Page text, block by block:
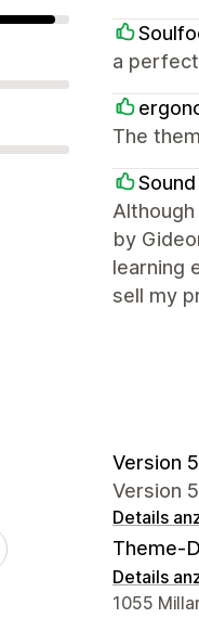
a
The
by
learning
sell my
Version
Version
Details
Theme-
Details
Designer-
1055